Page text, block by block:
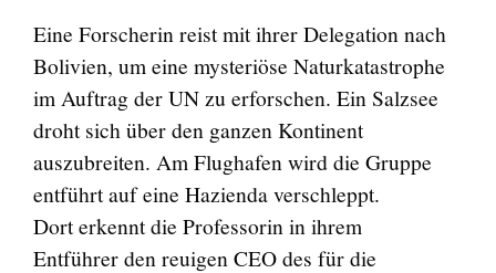
Eine Forscherin reist mit ihrer Delegation nach
Bolivien, um eine mysteriöse Naturkatastrophe
im Auftrag der UN zu erforschen. Ein Salzsee
droht sich über den ganzen Kontinent
auszubreiten. Am Flughafen wird die Gruppe
entführt auf eine Hazienda verschleppt.
Dort erkennt die Professorin in ihrem
Entführer den reuigen CEO des für die